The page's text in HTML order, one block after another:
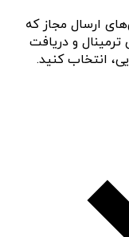
ارسال مجاز که
ترمینال و دریافت
انتخاب کنید.